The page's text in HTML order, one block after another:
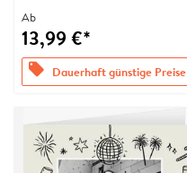
Ab
13,99 €*
offers Dauerhaft günstige Preise